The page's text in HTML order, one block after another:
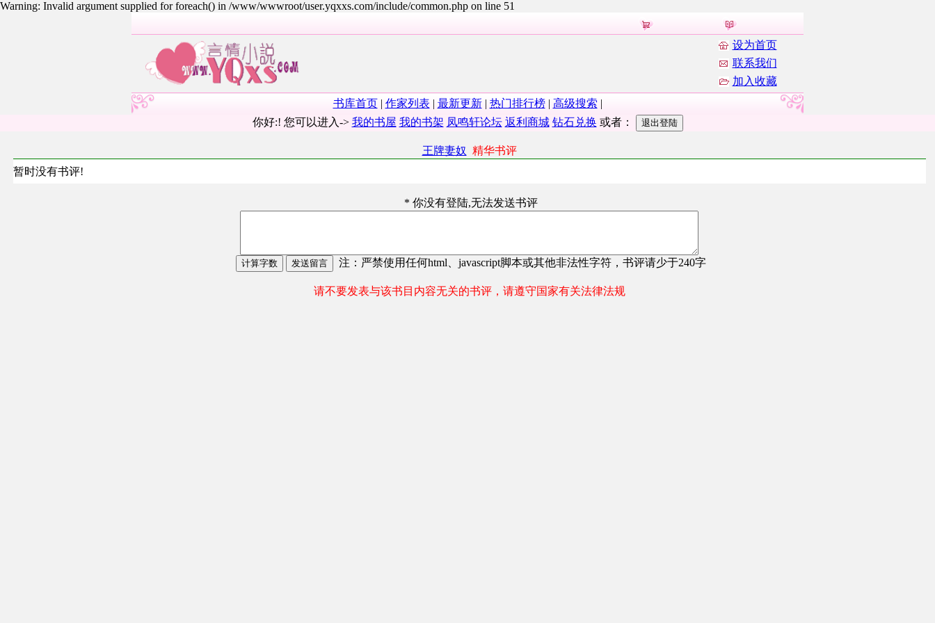
Warning: Invalid argument supplied for foreach() in /www/wwwroot/user.yqxxs.com/include/common.php on line 51
设为首页
联系我们
加入收藏
书库首页| 作家列表 | 最新更新| 热门排行榜| 高级搜索 |
你好:! 您可以进入-> 我的书屋 我的书架 凤鸣轩论坛 返利商城 钻石兑换 或者：
王牌妻奴 精华书评
暂时没有书评!
* 你没有登陆,无法发送书评
注：严禁使用任何html、javascript脚本或其他非法性字符，书评请少于240字
请不要发表与该书目内容无关的书评，请遵守国家有关法律法规